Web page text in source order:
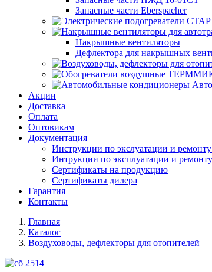
Запасные части Eberspacher
Накрышные вентиляторы
Дефлектора для накрышных
Акции
Доставка
Оплата
Оптовикам
Документация
Инструкции по экслуатации и
Интрукции по эксплуатации и
Сертификаты на продукцию
Сертификаты дилера
Гарантия
Контакты
Главная
Каталог
Воздуховоды, дефлекторы для отопителей